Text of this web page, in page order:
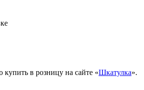
в розницу на сайте «Шкатулка».